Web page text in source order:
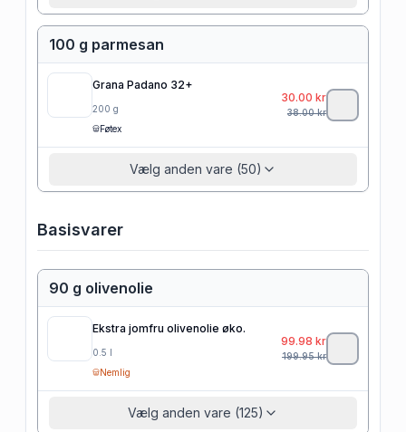
100 g parmesan
Grana Padano 32+
200 g
Føtex
30.00 kr
38.00kr
Vælg anden vare (50)
Basisvarer
90 g olivenolie
Ekstra jomfru olivenolie øko.
0.5 l
Nemlig
99.98 kr
199.95kr
Vælg anden vare (125)